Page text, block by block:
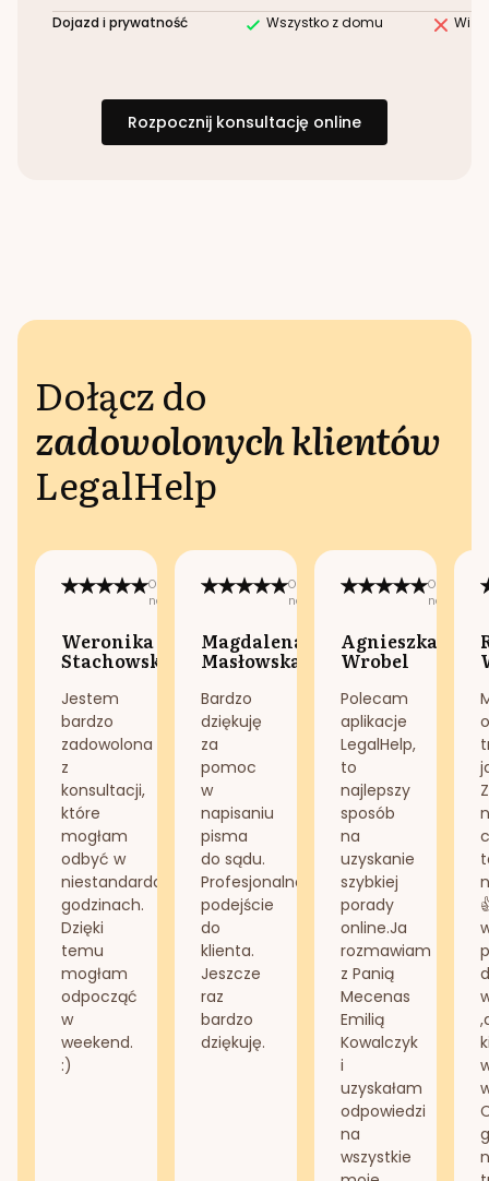
Dojazd i prywatność Wszystko z domu
Rozpocznij konsultację online
Dołącz do
zadowolonych klientów
LegalHelp
Opublikowano
na:
Weronika
Stachowska
Jestem
bardzo
zadowolona
z
konsultacji,
które
mogłam
odbyć w
niestandardowych
godzinach.
Dzięki
temu
mogłam
odpocząć
w
weekend.
:)
Opublikowano
na:
Magdalena
Masłowska
Bardzo
dziękuję
za
pomoc
w
napisaniu
pisma
do sądu.
Profesjonalne
podejście
do
klienta.
Jeszcze
raz
bardzo
dziękuję.
na:
Agnieszka
Wrobel
Polecam
aplikacje
LegalHelp,
to
najlepszy
sposób
na
uzyskanie
szybkiej
porady
online.Ja
rozmawiam
z Panią
Mecenas
Emilią
Kowalczyk
i
uzyskałam
odpowiedzi
na
wszystkie